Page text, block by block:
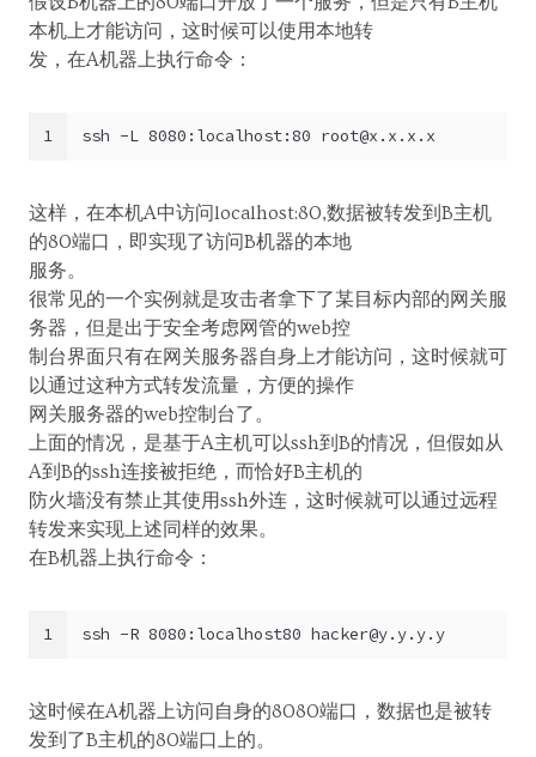
本机上才能访问，这时候可以使用本地转
发，在A机器上执行命令：
1 ssh -L 8080:localhost:80 root@x.x.x.x
这样，在本机A中访问localhost:80,数据被转发到B主机
的80端口，即实现了访问B机器的本地
服务。
很常见的一个实例就是攻击者拿下了某目标内部的网关服
务器，但是出于安全考虑网管的web控
制台界面只有在网关服务器自身上才能访问，这时候就可
以通过这种方式转发流量，方便的操作
网关服务器的web控制台了。
上面的情况，是基于A主机可以ssh到B的情况，但假如从
A到B的ssh连接被拒绝，而恰好B主机的
防火墙没有禁止其使用ssh外连，这时候就可以通过远程
转发来实现上述同样的效果。
在B机器上执行命令：
1 ssh -R 8080:localhost80 hacker@y.y.y.y
这时候在A机器上访问自身的8080端口，数据也是被转
发到了B主机的80端口上的。